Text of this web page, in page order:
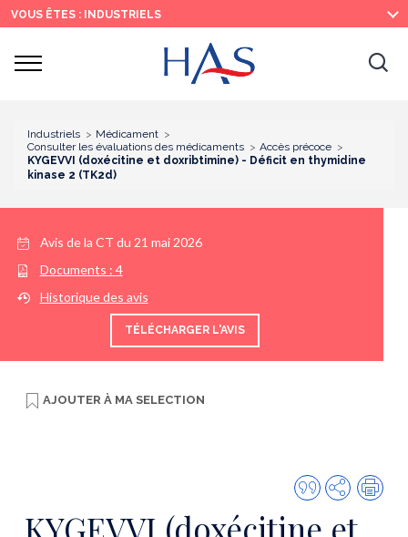
Recherche
Menu
principal
Contenu
principal
VOUS ÊTES : INDUSTRIELS
Ouvrir
Industriels
Médicament
Consulter les évaluations des médicaments
Accès précoce
KYGEVVI (doxécitine et doxribtimine) - Déficit en thymidine
kinase 2 (TK2d)
Avis de la CT du 21 mai 2026
Documents : 4
Historique des avis
TÉLÉCHARGER L'AVIS
AJOUTER À MA SELECTION
Citer
cette
publication
Partager